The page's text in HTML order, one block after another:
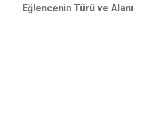
Eğlencenin Türü ve Alanı